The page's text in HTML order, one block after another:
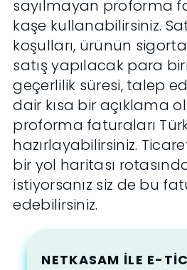
sayılmayan proforma
kaşe kullanabilirsiniz.
koşulları, ürünün
satış yapılacak para
geçerlilik süresi, talep
dair kısa bir açıklama
proforma faturaları
hazırlayabilirsiniz.
bir yol haritası
istiyorsanız siz de bu
edebilirsiniz.
NETKASAM ILE E-